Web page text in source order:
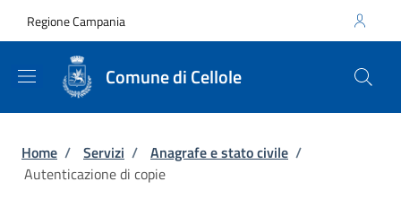
Regione Campania
Comune di Cellole
Briciole di pane
Home / Servizi / Anagrafe e stato civile /
Autenticazione di copie